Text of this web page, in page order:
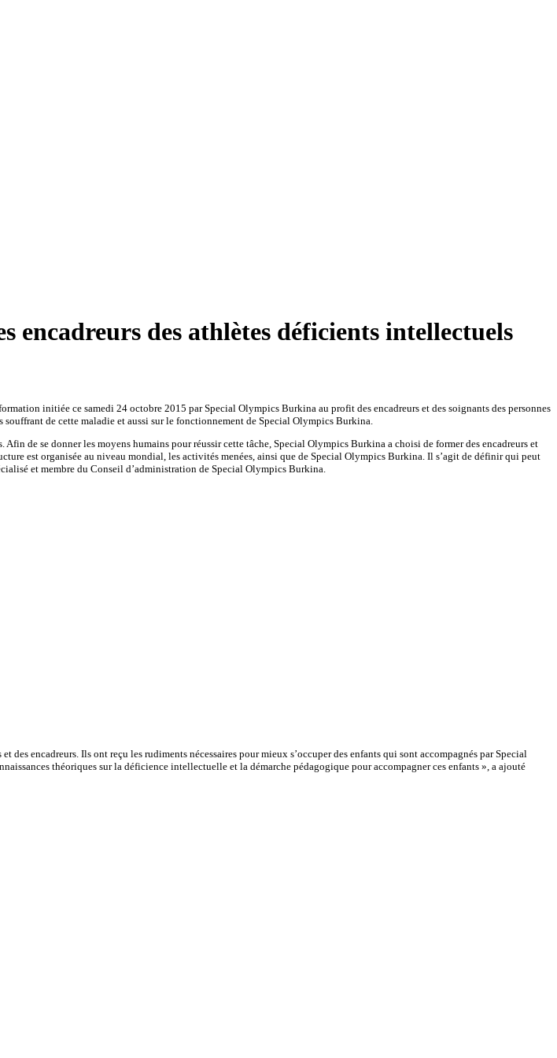
des athlètes déficients intellectuels
initiée ce samedi 24 octobre 2015 par Special Olympics Burkina au profit des encadreurs et des soignants des personnes
de cette maladie et aussi sur le fonctionnement de Special Olympics Burkina.
de se donner les moyens humains pour réussir cette tâche, Special Olympics Burkina a choisi de former des encadreurs et
est organisée au niveau mondial, les activités menées, ainsi que de Special Olympics Burkina. Il s’agit de définir qui peut
et membre du Conseil d’administration de Special Olympics Burkina.
encadreurs. Ils ont reçu les rudiments nécessaires pour mieux s’occuper des enfants qui sont accompagnés par Special
théoriques sur la déficience intellectuelle et la démarche pédagogique pour accompagner ces enfants », a ajouté